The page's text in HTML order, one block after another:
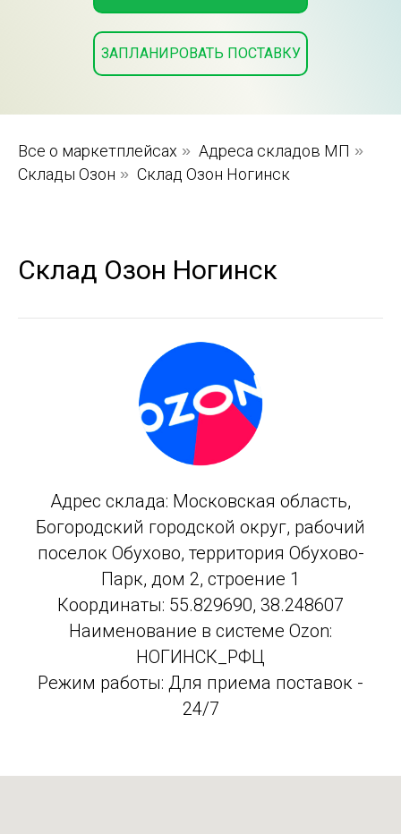
ЗАПЛАНИРОВАТЬ ПОСТАВКУ
Все о маркетплейсах » Адреса складов МП »
Склады Озон » Склад Озон Ногинск
Склад Озон Ногинск
Адрес склада: Московская область,
Богородский городской округ, рабочий
поселок Обухово, территория Обухово-
Парк, дом 2, строение 1
Координаты: 55.829690, 38.248607
Наименование в системе Ozon:
НОГИНСК_РФЦ
Режим работы: Для приема поставок -
24/7